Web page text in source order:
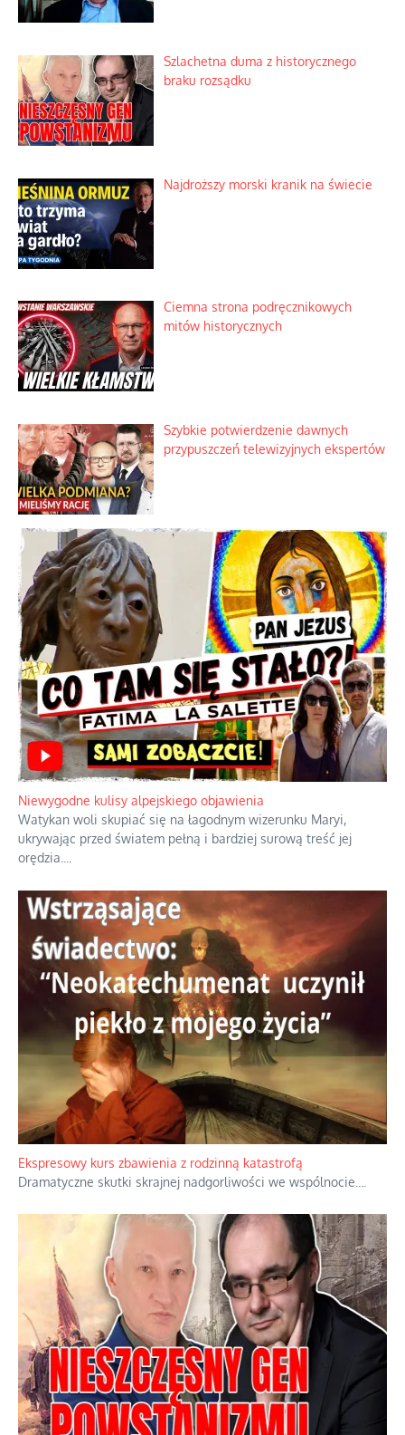
Szlachetna duma z historycznego
braku rozsądku
Najdroższy morski kranik na świecie
Ciemna strona podręcznikowych
mitów historycznych
Szybkie potwierdzenie dawnych
przypuszczeń telewizyjnych ekspertów
Niewygodne kulisy alpejskiego objawienia
Watykan woli skupiać się na łagodnym wizerunku Maryi,
ukrywając przed światem pełną i bardziej surową treść jej
orędzia.
Ekspresowy kurs zbawienia z rodzinną katastrofą
Dramatyczne skutki skrajnej nadgorliwości we wspólnocie.